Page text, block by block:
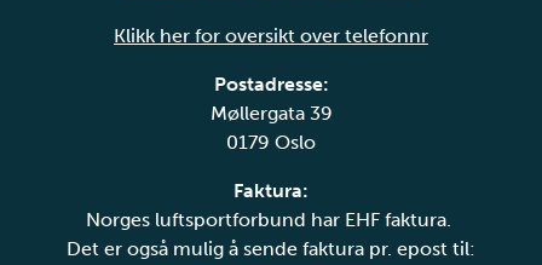
Klikk her for oversikt over telefonnr
Postadresse:
Møllergata 39
0179 Oslo
Faktura:
Norges luftsportforbund har EHF faktura.
Det er også mulig å sende faktura pr. epost til: